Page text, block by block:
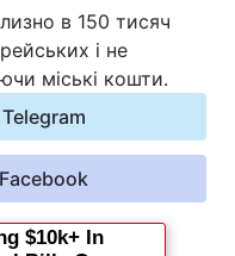
в 150 тисяч
і не
міські кошти.